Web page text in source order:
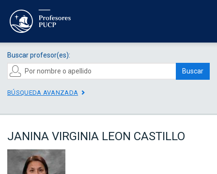
Buscar profesor(es):
Buscar
BÚSQUEDA AVANZADA
JANINA VIRGINIA LEON CASTILLO